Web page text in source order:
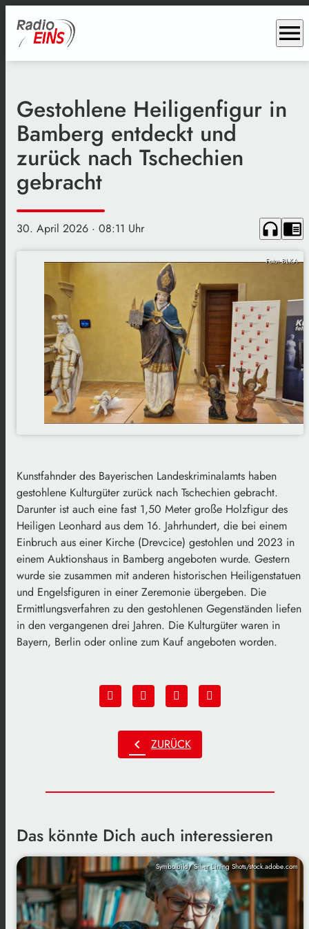
menu
Gestohlene Heiligenfigur in
Bamberg entdeckt und
zurück nach Tschechien
gebracht
30. April 2026 · 08:11 Uhr headphones chrome_reader_mode
Foto: BLKA
Kunstfahnder des Bayerischen Landeskriminalamts haben
gestohlene Kulturgüter zurück nach Tschechien gebracht.
Darunter ist auch eine fast 1,50 Meter große Holzfigur des
Heiligen Leonhard aus dem 16. Jahrhundert, die bei einem
Einbruch aus einer Kirche (Drevcice) gestohlen und 2023 in
einem Auktionshaus in Bamberg angeboten wurde. Gestern
wurde sie zusammen mit anderen historischen Heiligenstatuen
und Engelsfiguren in einer Zeremonie übergeben. Die
Ermittlungsverfahren zu den gestohlenen Gegenständen liefen
in den vergangenen drei Jahren. Die Kulturgüter waren in
Bayern, Berlin oder online zum Kauf angeboten worden.
chevron_left ZURÜCK
Das könnte Dich auch interessieren
Symbolbild/ Silver Lining Shots/stock.adobe.com